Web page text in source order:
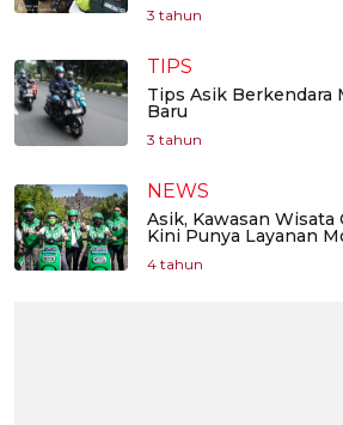
3 tahun
TIPS
Tips Asik Berkendara
Baru
3 tahun
NEWS
Asik, Kawasan
Kini Punya Layanan
4 tahun